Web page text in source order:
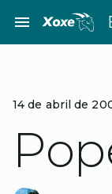
contenido
menu
14 de abril de